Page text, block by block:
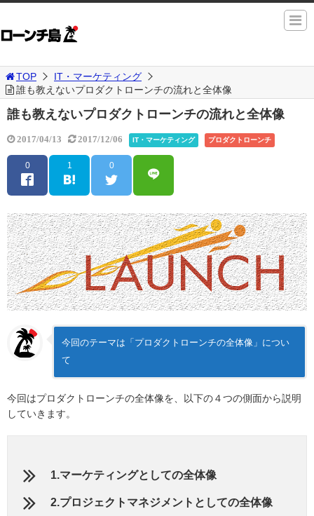
TOP
IT・マーケティング
誰も教えないプロダクトローンチの流れと全体像
誰も教えないプロダクトローンチの流れと全体像
2017/04/13 2017/12/06 IT・マーケティング プロダクトローンチ
0 1 0
今回のテーマは「プロダクトローンチの全体像」につい
て
今回はプロダクトローンチの全体像を、以下の４つの側面から説明
していきます。
1.マーケティングとしての全体像
2.プロジェクトマネジメントとしての全体像